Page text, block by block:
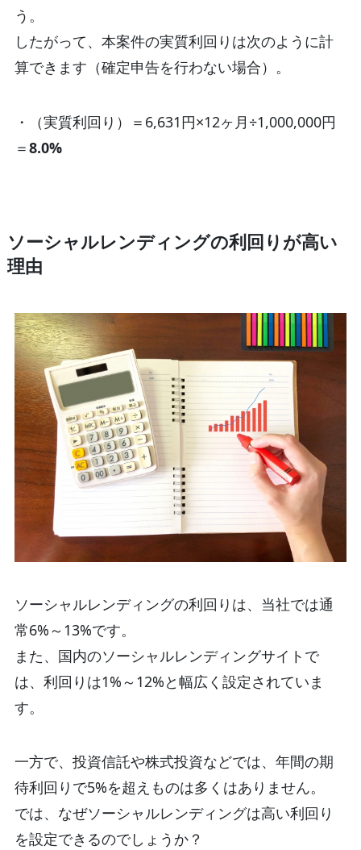
う。
したがって、本案件の実質利回りは次のように計
算できます（確定申告を行わない場合）。
・（実質利回り）＝6,631円×12ヶ月÷1,000,000円
＝8.0%
ソーシャルレンディングの利回りが高い
理由
ソーシャルレンディングの利回りは、当社では通
常6%～13%です。
また、国内のソーシャルレンディングサイトで
は、利回りは1%～12%と幅広く設定されていま
す。
一方で、投資信託や株式投資などでは、年間の期
待利回りで5%を超えものは多くはありません。
では、なぜソーシャルレンディングは高い利回り
を設定できるのでしょうか？